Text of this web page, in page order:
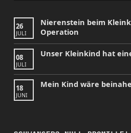
26
JULI
Nierenstein beim
Operation
08
JULI
Unser Kleinkind hat
18
JUNI
Mein Kind wäre